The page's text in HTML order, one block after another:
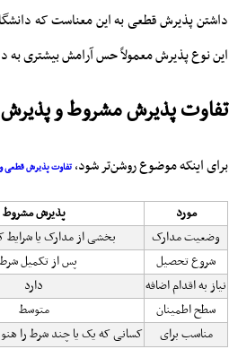
داشتن پذیرش قطعی به این معناست که
این نوع پذیرش معمولاً حس آرامش بیشتری
تفاوت پذیرش مشروط و
برای اینکه موضوع روشن‌تر شود، تفاوت پذیرش قطعی
مورد پذیرش مشروط
وضعیت مدارک
بخشی از مدارک یا
شروع تحصیل
پس از تکمیل
نیاز به اقدام اضافه
دارد
سطح اطمینان
متوسط
مناسب برای
کسانی که یک یا چند شرط را